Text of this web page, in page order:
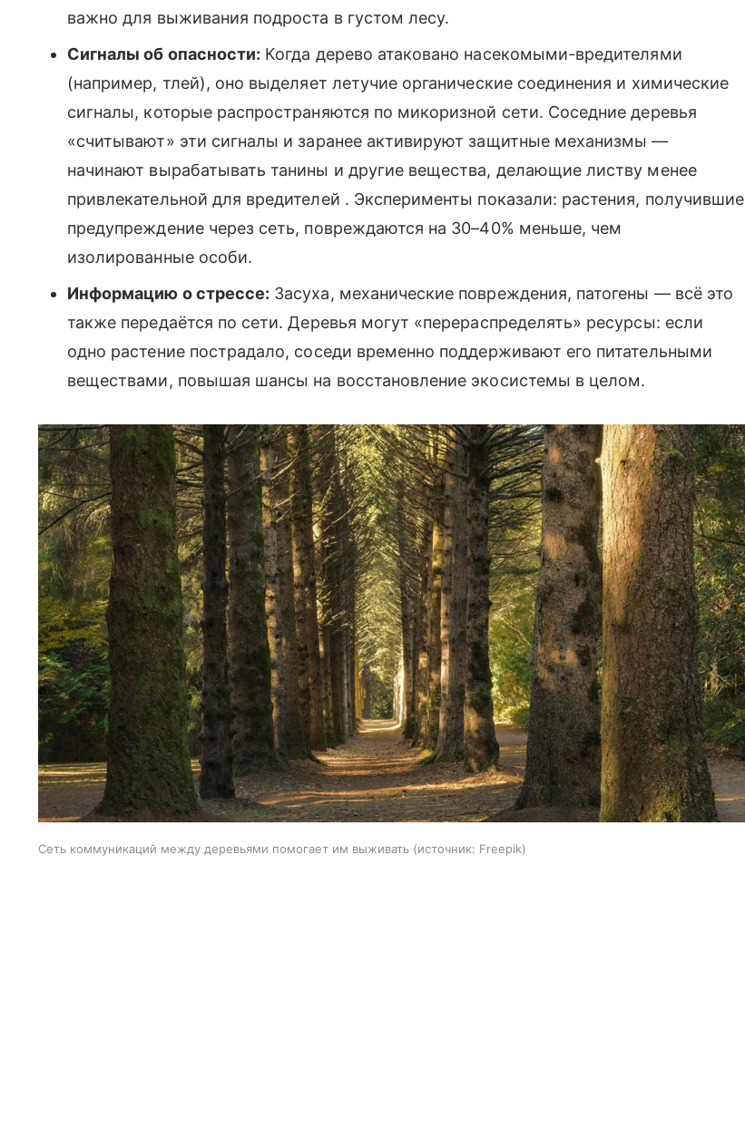
важно для выживания подроста в густом лесу.
Сигналы об опасности: Когда дерево атаковано насекомыми-вредителями
(например, тлей), оно выделяет летучие органические соединения и химические
сигналы, которые распространяются по микоризной сети. Соседние деревья
«считывают» эти сигналы и заранее активируют защитные механизмы —
начинают вырабатывать танины и другие вещества, делающие листву менее
привлекательной для вредителей . Эксперименты показали: растения, получившие
предупреждение через сеть, повреждаются на 30–40% меньше, чем
изолированные особи.
Информацию о стрессе: Засуха, механические повреждения, патогены — всё это
также передаётся по сети. Деревья могут «перераспределять» ресурсы: если
одно растение пострадало, соседи временно поддерживают его питательными
веществами, повышая шансы на восстановление экосистемы в целом.
Сеть коммуникаций между деревьями помогает им выживать источник: Freepik